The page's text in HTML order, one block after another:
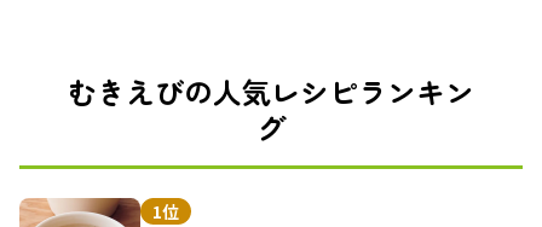
むきえびの人気レシピランキン
グ
1位